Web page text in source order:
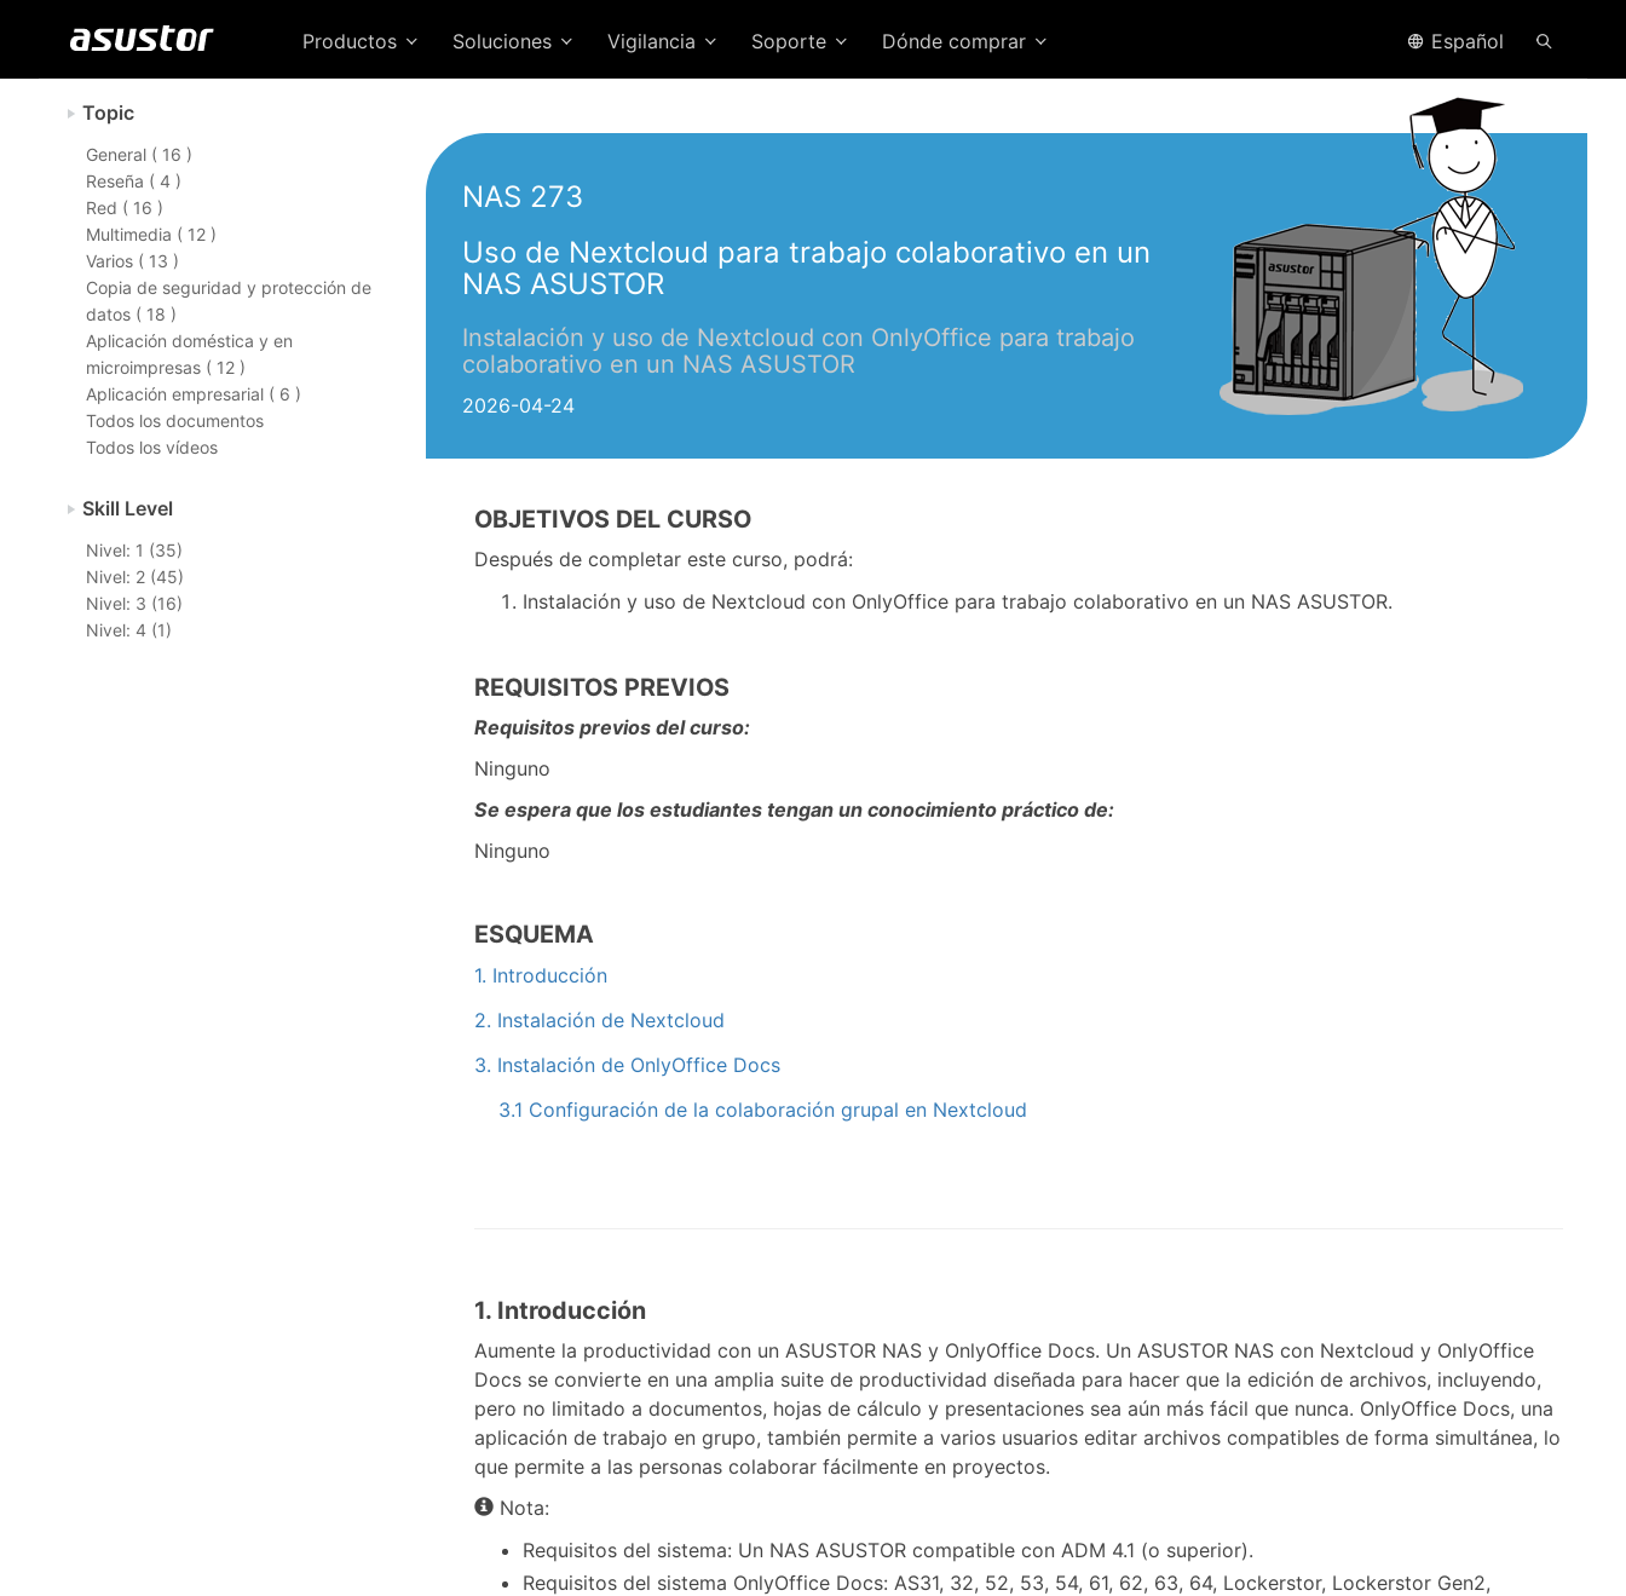
Productos Soluciones Vigilancia Soporte Dónde comprar Español
Topic
General ( 16 )
Reseña ( 4 )
Red ( 16 )
Multimedia ( 12 )
Varios ( 13 )
Copia de seguridad y protección de
datos ( 18 )
Aplicación doméstica y en
microimpresas ( 12 )
Aplicación empresarial ( 6 )
Todos los documentos
Todos los vídeos
Skill Level
Nivel: 1 (35)
Nivel: 2 (45)
Nivel: 3 (16)
Nivel: 4 (1)
NAS 273
Uso de Nextcloud para trabajo colaborativo en un
NAS ASUSTOR
Instalación y uso de Nextcloud con OnlyOffice para trabajo
colaborativo en un NAS ASUSTOR
2026-04-24
OBJETIVOS DEL CURSO
Después de completar este curso, podrá:
Instalación y uso de Nextcloud con OnlyOffice para trabajo colaborativo en un NAS ASUSTOR.
REQUISITOS PREVIOS
Requisitos previos del curso:
Ninguno
Se espera que los estudiantes tengan un conocimiento práctico de:
Ninguno
ESQUEMA
1. Introducción
2. Instalación de Nextcloud
3. Instalación de OnlyOffice Docs
3.1 Configuración de la colaboración grupal en Nextcloud
1. Introducción
Aumente la productividad con un ASUSTOR NAS y OnlyOffice Docs. Un ASUSTOR NAS con Nextcloud y OnlyOffice
Docs se convierte en una amplia suite de productividad diseñada para hacer que la edición de archivos, incluyendo,
pero no limitado a documentos, hojas de cálculo y presentaciones sea aún más fácil que nunca. OnlyOffice Docs, una
aplicación de trabajo en grupo, también permite a varios usuarios editar archivos compatibles de forma simultánea, lo
que permite a las personas colaborar fácilmente en proyectos.
Nota:
Requisitos del sistema: Un NAS ASUSTOR compatible con ADM 4.1 (o superior).
Requisitos del sistema OnlyOffice Docs: AS31, 32, 52, 53, 54, 61, 62, 63, 64, Lockerstor, Lockerstor Gen2,